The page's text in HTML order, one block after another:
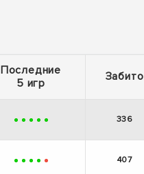
Последние
5 игр
Забито
+ + + + + 336
+ + + + - 407